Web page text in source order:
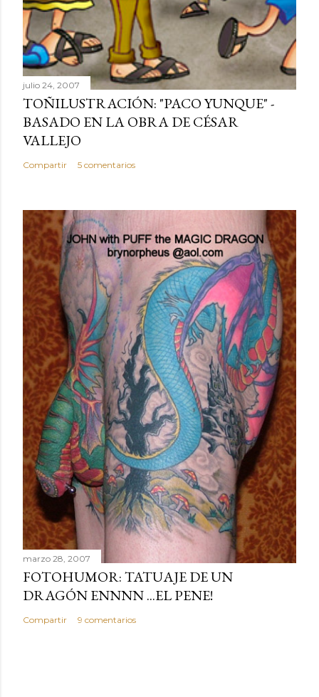
julio 24, 2007
TOÑILUSTRACIÓN: "PACO YUNQUE" -
BASADO EN LA OBRA DE CÉSAR
VALLEJO
Compartir 5 comentarios
marzo 28, 2007
FOTOHUMOR: TATUAJE DE UN
DRAGÓN ENNNN ...EL PENE!
Compartir 9 comentarios